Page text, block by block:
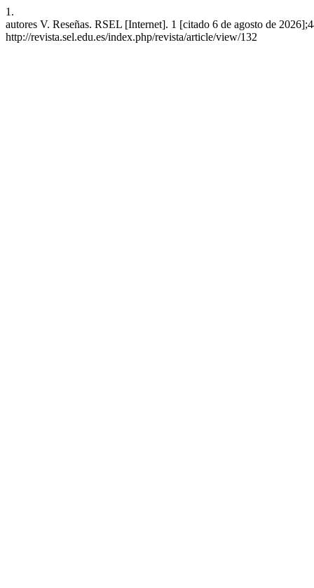
1.
autores V. Reseñas. RSEL [Internet]. 1 [citado 6 de agosto de
http://revista.sel.edu.es/index.php/revista/article/view/132